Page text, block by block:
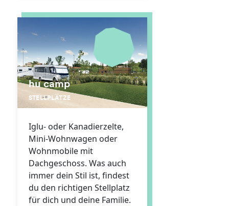
hu camp
STELLPLÄTZE
Iglu- oder Kanadierzelte,
Mini-Wohnwagen oder
Wohnmobile mit
Dachgeschoss. Was auch
immer dein Stil ist, findest
du den richtigen Stellplatz
für dich und deine Familie.